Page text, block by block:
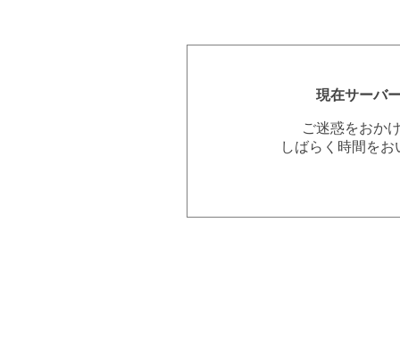
現在サーバ
ご迷惑をおか
しばらく時間を